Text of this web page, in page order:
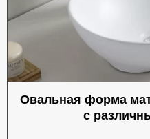
Овальная форма
с